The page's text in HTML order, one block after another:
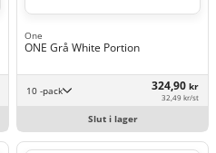
One
ONE Grå White Portion
10 -pack 324,90 kr
32,49 kr/st
Slut i lager